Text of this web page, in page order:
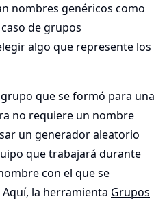
nombres genéricos como
de grupos
algo que represente los
que se formó para una
no requiere un nombre
un generador aleatorio
que trabajará durante
con el que se
la herramienta Grupos